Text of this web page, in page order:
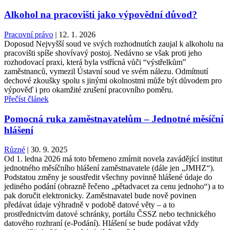
Alkohol na pracovišti jako výpovědní důvod?
Pracovní právo | 12. 1. 2026
Doposud Nejvyšší soud ve svých rozhodnutích zaujal k alkoholu na
pracovišti spíše shovívavý postoj. Nedávno se však proti jeho
rozhodovací praxi, která byla vstřícná vůči “výstřelkům”
zaměstnanců, vymezil Ústavní soud ve svém nálezu. Odmítnutí
dechové zkoušky spolu s jinými okolnostmi může být důvodem pro
výpověď i pro okamžité zrušení pracovního poměru.
Přečíst článek
Pomocná ruka zaměstnavatelům – Jednotné měsíční
hlášení
Různé
30. 9. 2025
Od 1. ledna 2026 má toto břemeno zmírnit novela zavádějící institut
jednotného měsíčního hlášení zaměstnavatele (dále jen „JMHZ“).
Podstatou změny je soustředit všechny povinně hlášené údaje do
jediného podání (obrazně řečeno „pětadvacet za cenu jednoho“) a to
pak doručit elektronicky. Zaměstnavatel bude nově povinen
předávat údaje výhradně v podobě datové věty – a to
prostřednictvím datové schránky, portálu ČSSZ nebo technického
datového rozhraní (e-Podání). Hlášení se bude podávat vždy